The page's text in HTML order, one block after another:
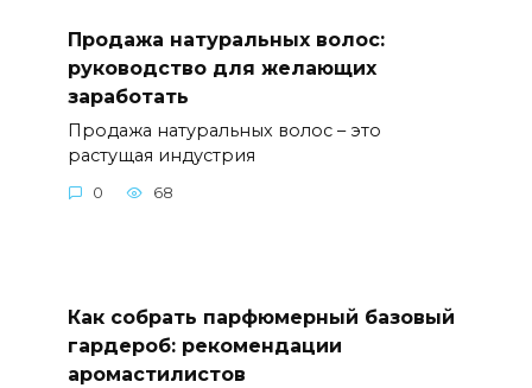
Продажа натуральных волос:
руководство для желающих
заработать
Продажа натуральных волос – это
растущая индустрия
0 68
Как собрать парфюмерный базовый
гардероб: рекомендации
аромастилистов